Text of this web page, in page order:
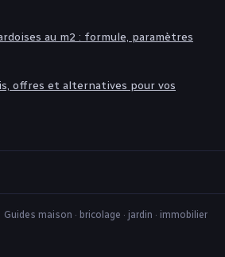
au m2 : formule, paramètres
offres et alternatives pour vos
Guides maison · bricolage · jardin · immobilier